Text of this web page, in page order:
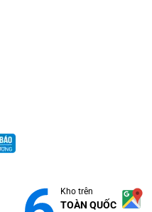
Kho trên
TOÀN QUỐC